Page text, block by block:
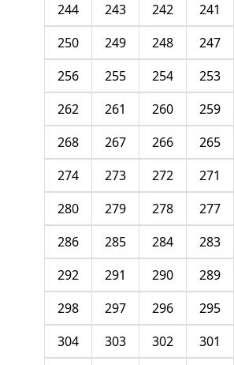
241
242
243
244
247
248
249
250
253
254
255
256
259
260
261
262
265
266
267
268
271
272
273
274
277
278
279
280
283
284
285
286
289
290
291
292
295
296
297
298
301
302
303
304